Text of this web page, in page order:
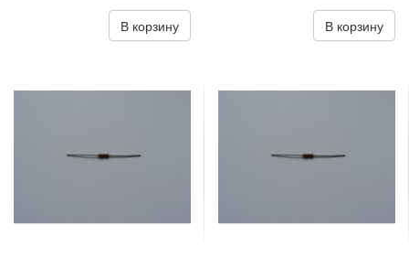
В корзину В корзину